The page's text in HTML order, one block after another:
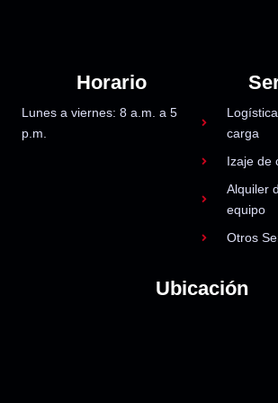
Horario
Lunes a viernes: 8 a.m. a 5
p.m.
carga
Izaje de
Alquiler
equipo
Otros
Ubicación